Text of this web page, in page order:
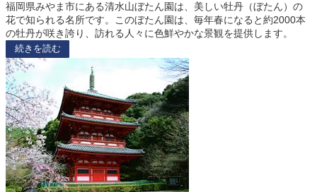
福岡県みやま市にある清水山ぼたん園は、美しい牡丹（ぼたん）の
花で知られる名所です。このぼたん園は、毎年春になると約2000本
の牡丹が咲き誇り、訪れる人々に色鮮やかな景観を提供します。
続きを読む